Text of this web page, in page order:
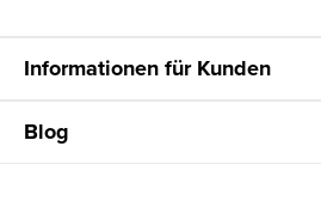
Informationen für Kunden
Blog